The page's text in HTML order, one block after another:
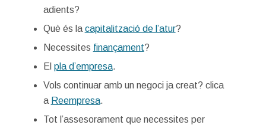
adients?
Què és la capitalització de l’atur?
Necessites finançament?
El pla d’empresa.
Vols continuar amb un negoci ja creat? clica
a Reempresa.
Tot l’assesorament que necessites per